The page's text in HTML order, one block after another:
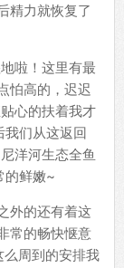
精力就恢复了
啦！这里有最
怕高的，迟迟
心的扶着我才
们从这返回
洋河生态全鱼
的鲜嫩~
外的还有着这
常的畅快惬意
周到的安排我